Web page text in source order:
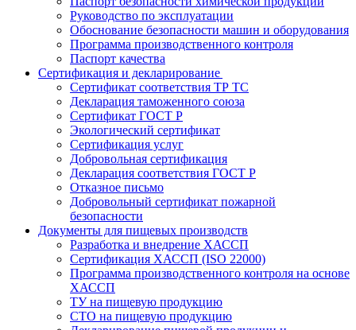
Руководство по эксплуатации
Обоснование безопасности машин и оборудования
Программа производственного контроля
Паспорт качества
Сертификация и декларирование
Сертификат соответствия ТР ТС
Декларация таможенного союза
Сертификат ГОСТ Р
Экологический сертификат
Сертификация услуг
Добровольная сертификация
Декларация соответствия ГОСТ Р
Отказное письмо
Добровольный сертификат пожарной
безопасности
Документы для пищевых производств
Разработка и внедрение ХАССП
Сертификация ХАССП (ISO 22000)
Программа производственного контроля на основе
ХАССП
ТУ на пищевую продукцию
СТО на пищевую продукцию